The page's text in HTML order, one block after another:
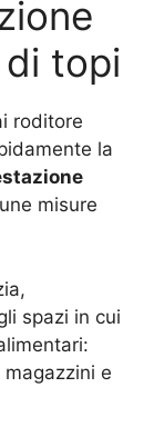
topi
roditore
la
misure
spazi in cui
e